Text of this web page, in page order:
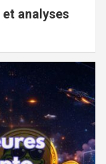
analyses